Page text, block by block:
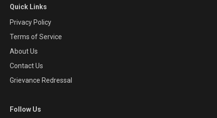
Quick Links
Privacy Policy
Terms of Service
About Us
Contact Us
Grievance Redressal
Follow Us